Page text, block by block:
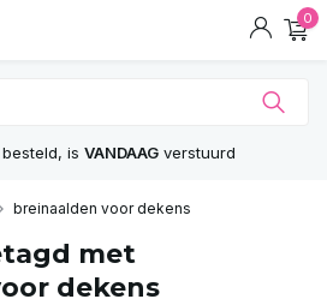
0
besteld, is VANDAAGverstuurd
breinaalden voor dekens
met
dekens